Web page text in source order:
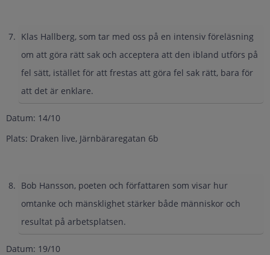
Klas Hallberg, som tar med oss på en intensiv föreläsning
om att göra rätt sak och acceptera att den ibland utförs på
fel sätt, istället för att frestas att göra fel sak rätt, bara för
att det är enklare.
Datum: 14/10
Plats: Draken live, Järnbäraregatan 6b
Bob Hansson, poeten och författaren som visar hur
omtanke och mänsklighet stärker både människor och
resultat på arbetsplatsen.
Datum: 19/10